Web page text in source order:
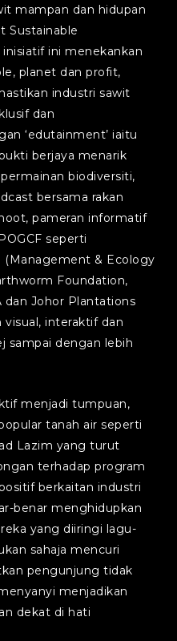
mampan dan hidupan
Sustainable
ini menekankan
planet dan profit,
industri sawit
dan
‘edutainment’ iaitu
berjaya menarik
biodiversiti,
bersama rakan
pameran informatif
seperti
(Management & Ecology
Foundation,
dan Johor Plantations
visual, interaktif dan
sampai dengan lebih
menjadi tumpuan,
tanah air seperti
Lazim yang turut
terhadap program
berkaitan industri
benar menghidupkan
yang diiringi lagu-
sahaja mencuri
pengunjung tidak
menjadikan
dekat di hati